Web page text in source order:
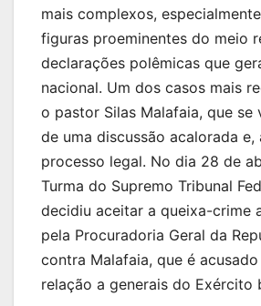
mais complexos,
figuras proeminentes do meio
declarações polêmicas que
nacional. Um dos casos mais
o pastor Silas Malafaia, que se
de uma discussão acalorada e,
processo legal. No dia 28 de
Turma do Supremo Tribunal
decidiu aceitar a queixa-crime
pela Procuradoria Geral da
contra Malafaia, que é
relação a generais do Exército